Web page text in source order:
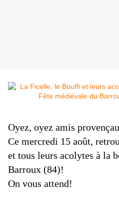
Oyez, oyez amis
Ce mercredi 15 août,
et tous leurs acolytes à la
Barroux (84)!
On vous attend!